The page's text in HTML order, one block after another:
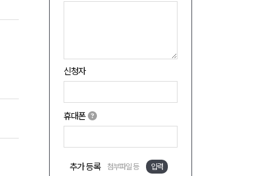
신청자
휴대폰
추가 등록 첨부파일 등 입력